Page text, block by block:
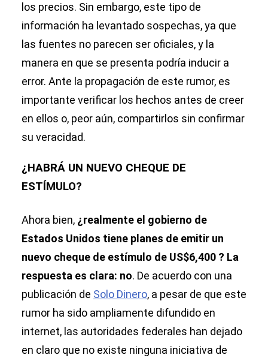
los precios. Sin embargo, este tipo de
información ha levantado sospechas, ya que
las fuentes no parecen ser oficiales, y la
manera en que se presenta podría inducir a
error. Ante la propagación de este rumor, es
importante verificar los hechos antes de creer
en ellos o, peor aún, compartirlos sin confirmar
su veracidad.
¿HABRÁ UN NUEVO CHEQUE DE
ESTÍMULO?
Ahora bien, ¿realmente el gobierno de
Estados Unidos tiene planes de emitir un
nuevo cheque de estímulo de US$6,400 ? La
respuesta es clara: no. De acuerdo con una
publicación de Solo Dinero, a pesar de que este
rumor ha sido ampliamente difundido en
internet, las autoridades federales han dejado
en claro que no existe ninguna iniciativa de